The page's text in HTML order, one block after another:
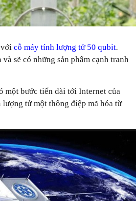
với cỗ máy tính lượng tử 50 qubit.
sẽ có những sản phẩm cạnh tranh
một bước tiến dài tới Internet của
tử một thông điệp mã hóa từ